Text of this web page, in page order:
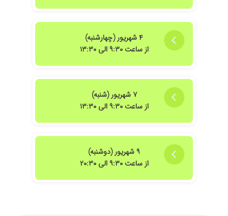
۴ شهریور (چهارشنبه)
از ساعت ۹:۳۰ الی ۱۳:۳۰
۷ شهریور (شنبه)
از ساعت ۹:۳۰ الی ۱۳:۳۰
۹ شهریور (دوشنبه)
از ساعت ۹:۳۰ الی ۲۰:۳۰